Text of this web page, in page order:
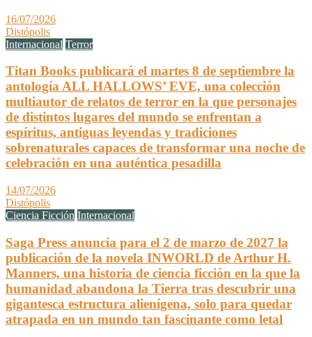
16/07/2026
Distópolis
Internacional Terror
Titan Books publicará el martes 8 de septiembre la
antología ALL HALLOWS’ EVE, una colección
multiautor de relatos de terror en la que personajes
de distintos lugares del mundo se enfrentan a
espíritus, antiguas leyendas y tradiciones
sobrenaturales capaces de transformar una noche de
celebración en una auténtica pesadilla
14/07/2026
Distópolis
Ciencia Ficción Internacional
Saga Press anuncia para el 2 de marzo de 2027 la
publicación de la novela INWORLD de Arthur H.
Manners, una historia de ciencia ficción en la que la
humanidad abandona la Tierra tras descubrir una
gigantesca estructura alienígena, solo para quedar
atrapada en un mundo tan fascinante como letal